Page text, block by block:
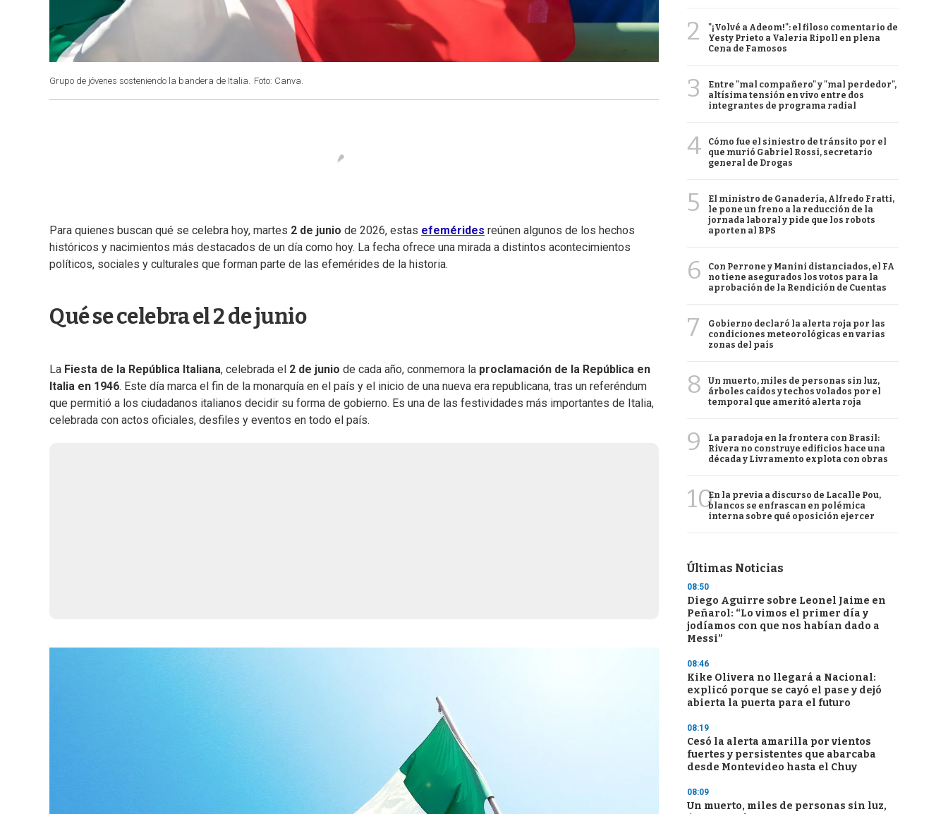
Grupo de jóvenes sosteniendo la bandera de Italia. Foto: Canva.
Para quienes buscan qué se celebra hoy, martes 2 de junio de 2026, estas efemérides reúnen algunos de los hechos
históricos y nacimientos más destacados de un día como hoy. La fecha ofrece una mirada a distintos acontecimientos
políticos, sociales y culturales que forman parte de las efemérides de la historia.
Qué se celebra el 2 de junio
La Fiesta de la República Italiana, celebrada el 2 de junio de cada año, conmemora la proclamación de la República en
Italia en 1946. Este día marca el fin de la monarquía en el país y el inicio de una nueva era republicana, tras un referéndum
que permitió a los ciudadanos italianos decidir su forma de gobierno. Es una de las festividades más importantes de Italia,
celebrada con actos oficiales, desfiles y eventos en todo el país.
2
"¡Volvé a Adeom!": el filoso comentario de
Yesty Prieto a Valeria Ripoll en plena
Cena de Famosos
3
Entre "mal compañero" y "mal perdedor",
altísima tensión en vivo entre dos
integrantes de programa radial
4
Cómo fue el siniestro de tránsito por el
que murió Gabriel Rossi, secretario
general de Drogas
5
El ministro de Ganadería, Alfredo Fratti,
le pone un freno a la reducción de la
jornada laboral y pide que los robots
aporten al BPS
6
Con Perrone y Manini distanciados, el FA
no tiene asegurados los votos para la
aprobación de la Rendición de Cuentas
7
Gobierno declaró la alerta roja por las
condiciones meteorológicas en varias
zonas del país
8
Un muerto, miles de personas sin luz,
árboles caídos y techos volados por el
temporal que ameritó alerta roja
9
La paradoja en la frontera con Brasil:
Rivera no construye edificios hace una
década y Livramento explota con obras
10En la previa a discurso de Lacalle Pou,
blancos se enfrascan en polémica
interna sobre qué oposición ejercer
Últimas Noticias
08:50
Diego Aguirre sobre Leonel Jaime en
Peñarol: “Lo vimos el primer día y
jodíamos con que nos habían dado a
Messi”
08:46
Kike Olivera no llegará a Nacional:
explicó porque se cayó el pase y dejó
abierta la puerta para el futuro
08:19
Cesó la alerta amarilla por vientos
fuertes y persistentes que abarcaba
desde Montevideo hasta el Chuy
08:09
Un muerto, miles de personas sin luz,